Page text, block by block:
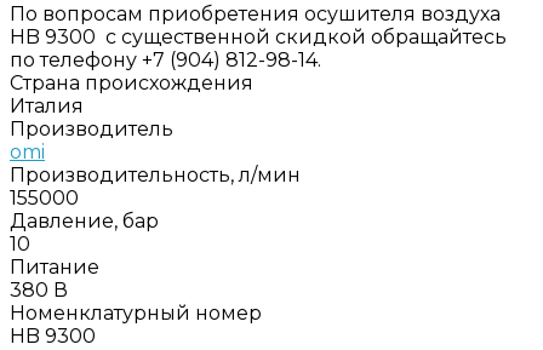
По вопросам приобретения осушителя воздуха
HB 9300 с существенной скидкой обращайтесь
по телефону +7 (904) 812-98-14.
Страна происхождения
Италия
Производитель
omi
Производительность, л/мин
155000
Давление, бар
10
Питание
380 В
Номенклатурный номер
HB 9300